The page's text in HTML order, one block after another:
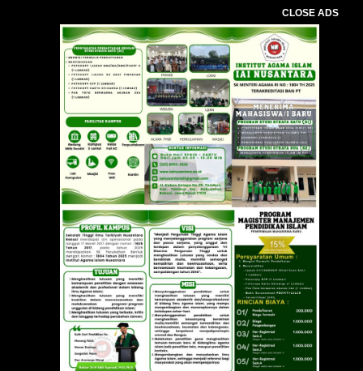
CLOSE ADS